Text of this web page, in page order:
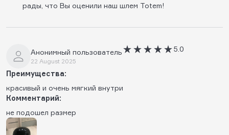
рады, что Вы оценили наш шлем Totem!
Анонимный пользователь
22 August 2025
5.0
Преимущества:
красивый и очень мягкий внутри
Комментарий:
не подошел размер